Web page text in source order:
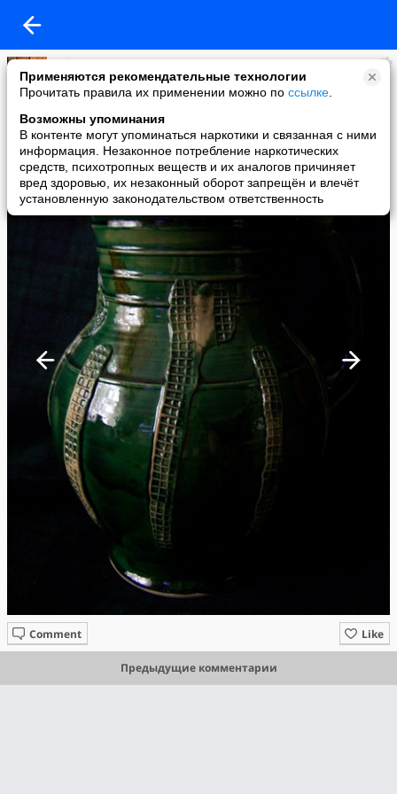
Применяются рекомендательные технологии
Прочитать правила их применении можно по ссылке
Возможны упоминания
В контенте могут упоминаться наркотики и связанная с ними
информация. Незаконное потребление наркотических
средств, психотропных веществ и их аналогов причиняет
вред здоровью, их незаконный оборот запрещён и влечёт
установленную законодательством ответственность
Yuliya
added a photo
18 Sep в 12:39
Like
Comment
Предыдущие комментарии